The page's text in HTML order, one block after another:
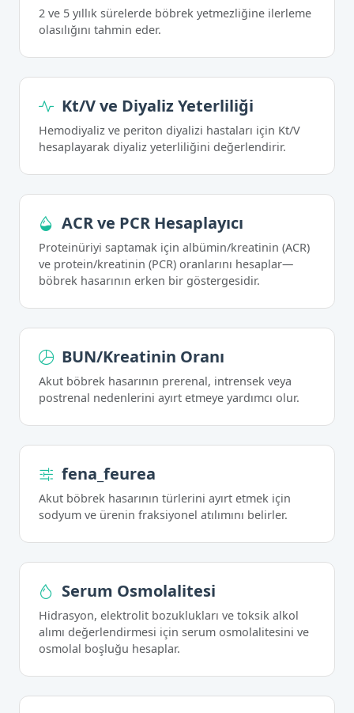
2 ve 5 yıllık sürelerde böbrek yetmezliğine ilerleme
olasılığını tahmin eder.
Kt/V ve Diyaliz Yeterliliği
Hemodiyaliz ve periton diyalizi hastaları için Kt/V
hesaplayarak diyaliz yeterliliğini değerlendirir.
ACR ve PCR Hesaplayıcı
Proteinüriyi saptamak için albümin/kreatinin (ACR)
ve protein/kreatinin (PCR) oranlarını hesaplar—
böbrek hasarının erken bir göstergesidir.
BUN/Kreatinin Oranı
Akut böbrek hasarının prerenal, intrensek veya
postrenal nedenlerini ayırt etmeye yardımcı olur.
fena_feurea
Akut böbrek hasarının türlerini ayırt etmek için
sodyum ve ürenin fraksiyonel atılımını belirler.
Serum Osmolalitesi
Hidrasyon, elektrolit bozuklukları ve toksik alkol
alımı değerlendirmesi için serum osmolalitesini ve
osmolal boşluğu hesaplar.